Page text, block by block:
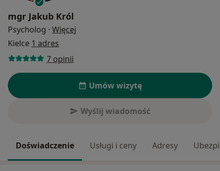
mgr Jakub Król
Psycholog · Więcej
Kielce 1 adres
7 opinii
Umów wizytę
Wyślij wiadomość
Doświadczenie Usługi i ceny Adresy